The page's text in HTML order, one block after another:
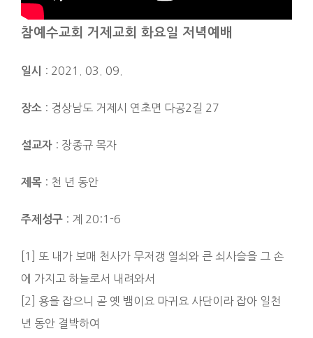
참예수교회 거제교회 화요일 저녁예배
일시 : 2021. 03. 09.
장소 : 경상남도 거제시 연초면 다공2길 27
설교자 : 장종규 목자
제목 : 천 년 동안
주제성구 : 계 20:1-6
[1] 또 내가 보매 천사가 무저갱 열쇠와 큰 쇠사슬을 그 손
에 가지고 하늘로서 내려와서
[2] 용을 잡으니 곧 옛 뱀이요 마귀요 사단이라 잡아 일천
년 동안 결박하여